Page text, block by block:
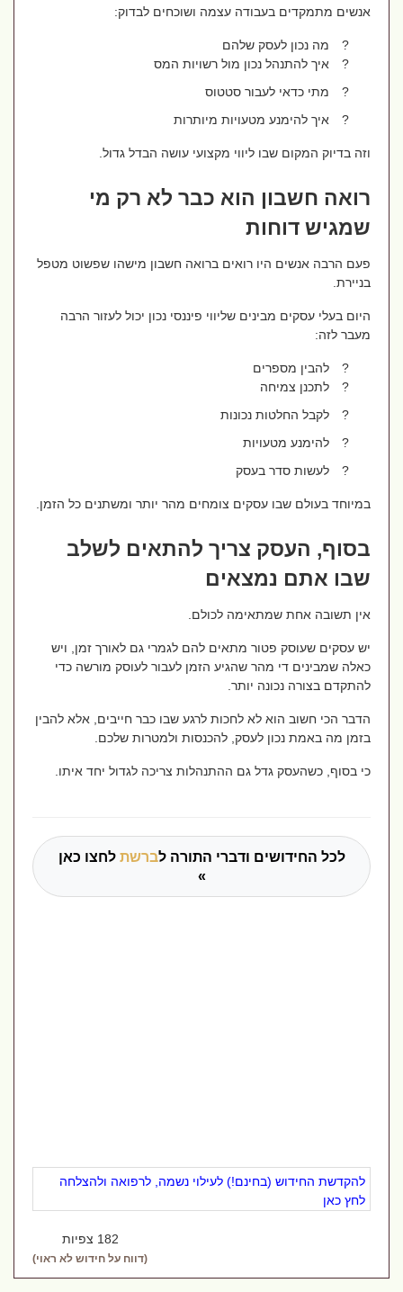
אנשים מתמקדים בעבודה עצמה ושוכחים לבדוק:
מה נכון לעסק שלהם
איך להתנהל נכון מול רשויות המס
מתי כדאי לעבור סטטוס
איך להימנע מטעויות מיותרות
וזה בדיוק המקום שבו ליווי מקצועי עושה הבדל גדול.
רואה חשבון הוא כבר לא רק מי
שמגיש דוחות
פעם הרבה אנשים היו רואים ברואה חשבון מישהו שפשוט מטפל
בניירת.
היום בעלי עסקים מבינים שליווי פיננסי נכון יכול לעזור הרבה
מעבר לזה:
להבין מספרים
לתכנן צמיחה
לקבל החלטות נכונות
להימנע מטעויות
לעשות סדר בעסק
במיוחד בעולם שבו עסקים צומחים מהר יותר ומשתנים כל הזמן.
בסוף, העסק צריך להתאים לשלב
שבו אתם נמצאים
אין תשובה אחת שמתאימה לכולם.
יש עסקים שעוסק פטור מתאים להם לגמרי גם לאורך זמן, ויש
כאלה שמבינים די מהר שהגיע הזמן לעבור לעוסק מורשה כדי
להתקדם בצורה נכונה יותר.
הדבר הכי חשוב הוא לא לחכות לרגע שבו כבר חייבים, אלא להבין
בזמן מה באמת נכון לעסק, להכנסות ולמטרות שלכם.
כי בסוף, כשהעסק גדל גם ההתנהלות צריכה לגדול יחד איתו.
לכל החידושים ודברי התורה לברשתלחצו כאן
להקדשת החידוש (בחינם!) לעילוי נשמה, לרפואה ולהצלחה
לחץ כאן
182 צפיות
(דווח על חידוש לא ראוי)